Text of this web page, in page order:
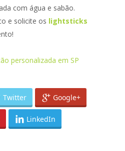
com água e sabão.
e solicite os lightsticks
personalizada em SP
Twitter Google+
LinkedIn